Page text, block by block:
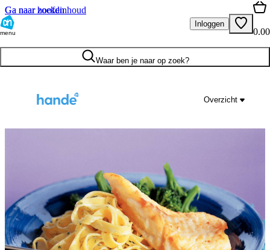
Ga naar hoofdinhoud
Ga naar zoeken
menu
Inloggen
0.00
Waar ben je naar op zoek?
Overzicht